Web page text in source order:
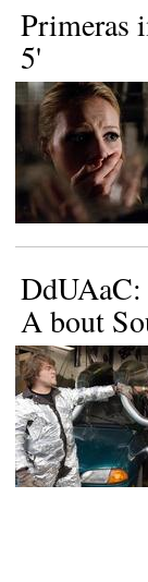
Primeras
5'
A bout